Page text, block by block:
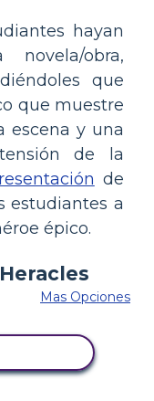
hayan
obra,
que
que muestre
escena y una
de la
de
estudiantes a
épico.
Mas Opciones